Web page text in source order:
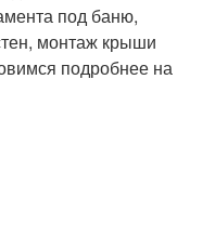
под баню,
монтаж крыши
подробнее на